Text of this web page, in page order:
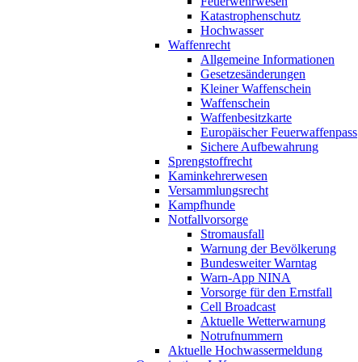
Katastrophenschutz
Hochwasser
Waffenrecht
Allgemeine Informationen
Gesetzesänderungen
Kleiner Waffenschein
Waffenschein
Waffenbesitzkarte
Europäischer Feuerwaffenpass
Sichere Aufbewahrung
Sprengstoffrecht
Kaminkehrerwesen
Versammlungsrecht
Kampfhunde
Notfallvorsorge
Stromausfall
Warnung der Bevölkerung
Bundesweiter Warntag
Warn-App NINA
Vorsorge für den Ernstfall
Cell Broadcast
Aktuelle Wetterwarnung
Notrufnummern
Aktuelle Hochwassermeldung